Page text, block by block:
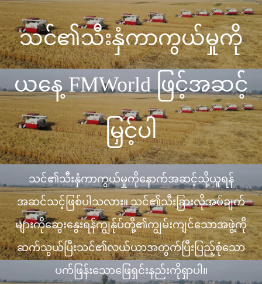
သင်၏သီးနှံကာကွယ်မှုကို
ယနေ့ FMWorld ဖြင့်အဆင့်
မြှင့်ပါ
သင်၏သီးနှံကာကွယ်မှုကိုနောက်အဆင့်သို့ယူရန်
အဆင်သင့်ဖြစ်ပါသလား။ သင်၏သီးခြားလိုအပ်ချက်
များကိုဆွေးနွေးရန်ကျွန်ုပ်တို့၏ကျွမ်းကျင်သောအဖွဲ့ကို
ဆက်သွယ်ပြီးသင်၏လယ်ယာအတွက်ပြီးပြည့်စုံသော
ပက်ဖြန်းသောဖြေရှင်းနည်းကိုရှာပါ။